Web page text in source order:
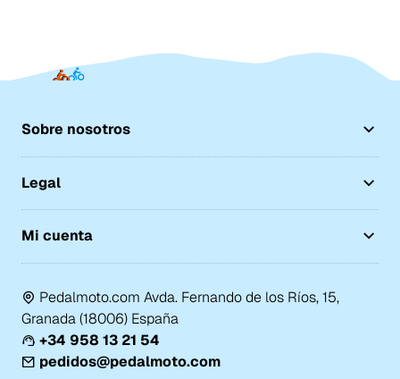
Sobre nosotros
Legal
Mi cuenta
Pedalmoto.com Avda. Fernando de los Ríos, 15,
Granada (18006) España
+34 958 13 21 54
pedidos@pedalmoto.com